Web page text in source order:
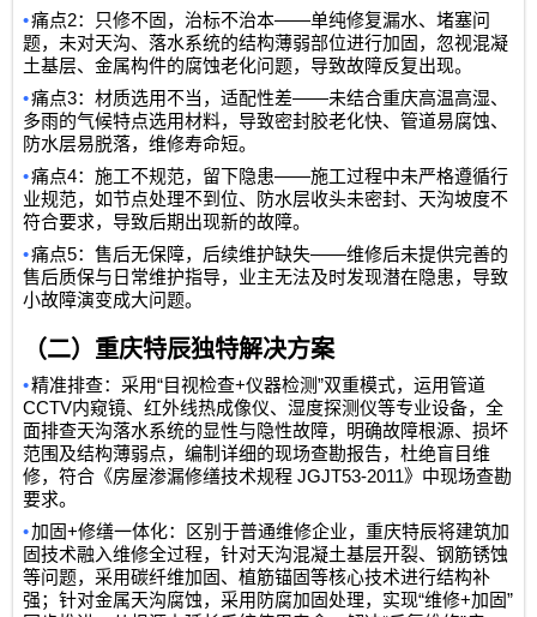
•痛点2：只修不固，治标不治本——单纯修复漏水、堵塞问
题，未对天沟、落水系统的结构薄弱部位进行加固，忽视混凝
土基层、金属构件的腐蚀老化问题，导致故障反复出现。
•痛点3：材质选用不当，适配性差——未结合重庆高温高湿、
多雨的气候特点选用材料，导致密封胶老化快、管道易腐蚀、
防水层易脱落，维修寿命短。
•痛点4：施工不规范，留下隐患——施工过程中未严格遵循行
业规范，如节点处理不到位、防水层收头未密封、天沟坡度不
符合要求，导致后期出现新的故障。
•痛点5：售后无保障，后续维护缺失——维修后未提供完善的
售后质保与日常维护指导，业主无法及时发现潜在隐患，导致
小故障演变成大问题。
（二）重庆特辰独特解决方案
•精准排查：采用“目视检查+仪器检测”双重模式，运用管道
CCTV内窥镜、红外线热成像仪、湿度探测仪等专业设备，全
面排查天沟落水系统的显性与隐性故障，明确故障根源、损坏
范围及结构薄弱点，编制详细的现场查勘报告，杜绝盲目维
修，符合《房屋渗漏修缮技术规程JGJT53-2011》中现场查勘
要求。
•加固+修缮一体化：区别于普通维修企业，重庆特辰将建筑加
固技术融入维修全过程，针对天沟混凝土基层开裂、钢筋锈蚀
等问题，采用碳纤维加固、植筋锚固等核心技术进行结构补
强；针对金属天沟腐蚀，采用防腐加固处理，实现“维修+加固”